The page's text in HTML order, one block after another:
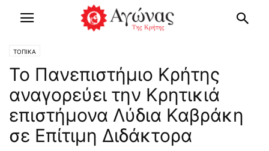
ΤΟΠΙΚΑ
Το Πανεπιστήμιο Κρήτης
αναγορεύει την Κρητικιά
επιστήμονα Λύδια Καβράκη
σε Επίτιμη Διδάκτορα